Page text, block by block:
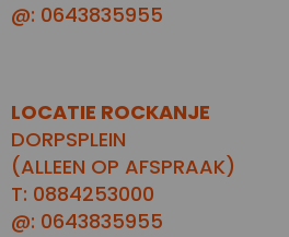
@: 0643835955
LOCATIE ROCKANJE
DORPSPLEIN
(ALLEEN OP AFSPRAAK)
T: 0884253000
@: 0643835955